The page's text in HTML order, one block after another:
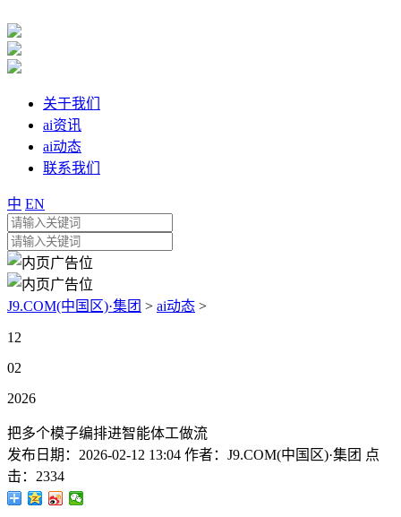
关于我们
ai资讯
ai动态
联系我们
中 EN
J9.COM(中国区)·集团 > ai动态 >
12
02
2026
把多个模子编排进智能体工做流
发布日期： 2026-02-12 13:04 作者： J9.COM(中国区)·集团 点
击： 2334